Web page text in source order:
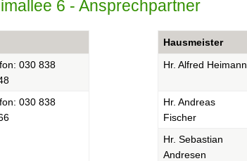
6 - Ansprechpartner
030 838
030 838
Hausmeister
Hr. Alfred Heimann
Hr. Andreas
Fischer
Hr. Sebastian
Andresen